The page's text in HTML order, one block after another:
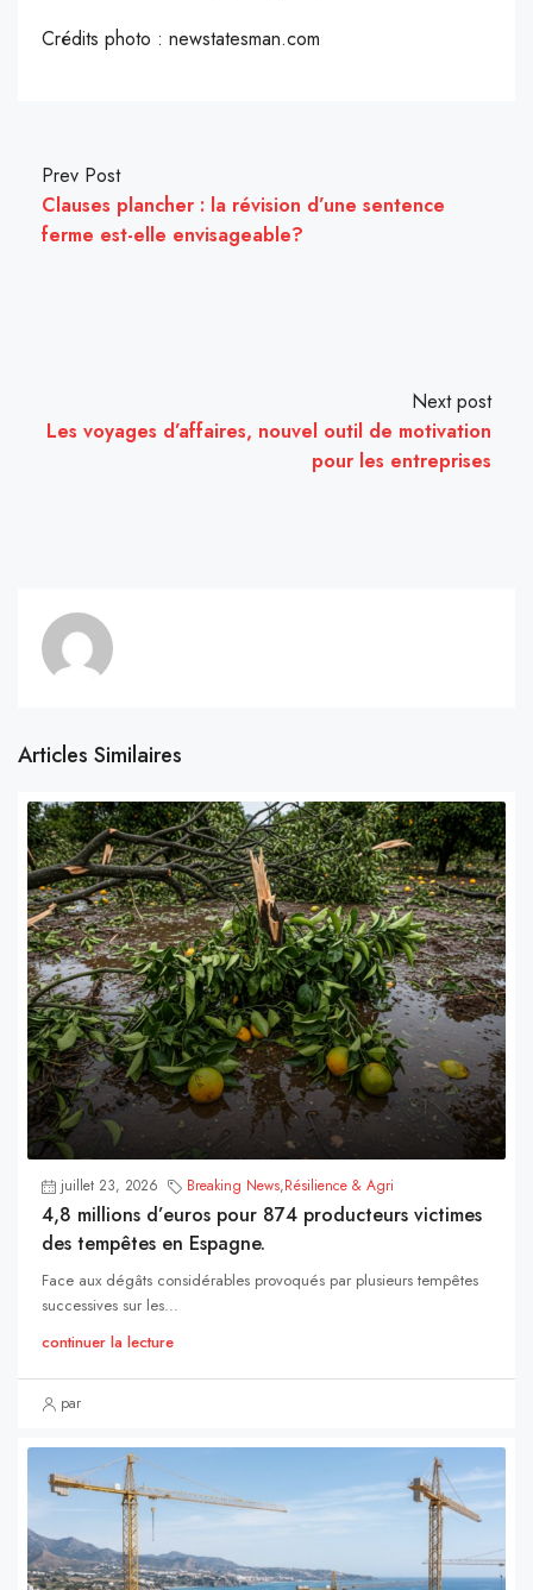
Crédits photo : newstatesman.com
Prev Post
Clauses plancher : la révision d’une sentence
ferme est-elle envisageable?
Next post
Les voyages d’affaires, nouvel outil de motivation
pour les entreprises
Articles Similaires
juillet 23, 2026 Breaking News,Résilience & Agri
4,8 millions d’euros pour 874 producteurs victimes
des tempêtes en Espagne.
Face aux dégâts considérables provoqués par plusieurs tempêtes
successives sur les...
continuer la lecture
par